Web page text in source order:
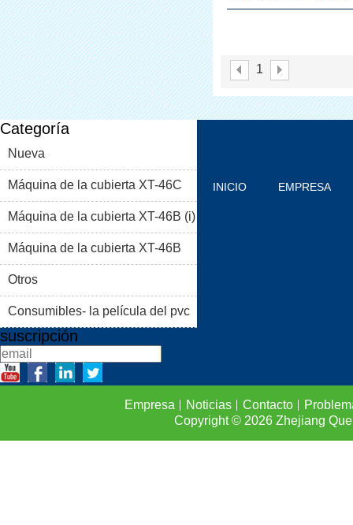
1
Categoría
Nueva
Máquina de la cubierta XT-46C
Máquina de la cubierta XT-46B (i)
Máquina de la cubierta XT-46B
(II)
Otros
Consumibles- la película del pvc
suscripción
INICIO EMPRESA
Empresa Noticias Contacto
Copyright © 2026Zhejiang